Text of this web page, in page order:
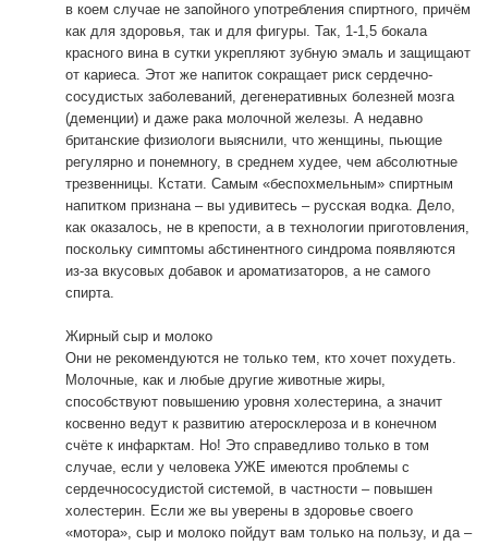
в коем случае не запойного употребления спиртного, причём
как для здоровья, так и для фигуры. Так, 1-1,5 бокала
красного вина в сутки укрепляют зубную эмаль и защищают
от кариеса. Этот же напиток сокращает риск сердечно-
сосудистых заболеваний, дегенеративных болезней мозга
(деменции) и даже рака молочной железы. А недавно
британские физиологи выяснили, что женщины, пьющие
регулярно и понемногу, в среднем худее, чем абсолютные
трезвенницы. Кстати. Самым «беспохмельным» спиртным
напитком признана – вы удивитесь – русская водка. Дело,
как оказалось, не в крепости, а в технологии приготовления,
поскольку симптомы абстинентного синдрома появляются
из-за вкусовых добавок и ароматизаторов, а не самого
спирта.
Жирный сыр и молоко
Они не рекомендуются не только тем, кто хочет похудеть.
Молочные, как и любые другие животные жиры,
способствуют повышению уровня холестерина, а значит
косвенно ведут к развитию атеросклероза и в конечном
счёте к инфарктам. Но! Это справедливо только в том
случае, если у человека УЖЕ имеются проблемы с
сердечнососудистой системой, в частности – повышен
холестерин. Если же вы уверены в здоровье своего
«мотора», сыр и молоко пойдут вам только на пользу, и да –